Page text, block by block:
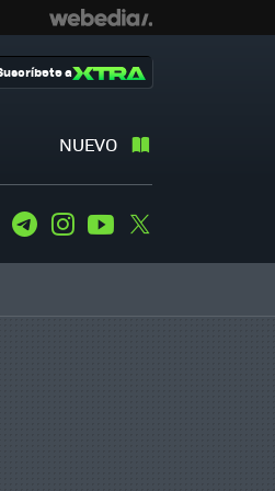
NUEVO
a
Tiktok TelegramInstagramYoutube